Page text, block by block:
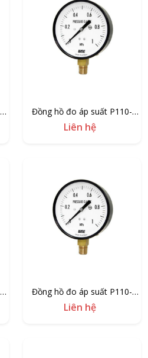
Đồng hồ đo áp suất P110-
100/250
Liên hệ
Đồng hồ đo áp suất P110-
63/100
Liên hệ